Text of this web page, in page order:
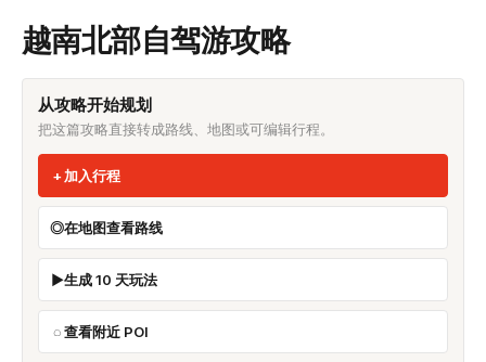
越南北部自驾游攻略
从攻略开始规划
把这篇攻略直接转成路线、地图或可编辑行程。
加入行程
在地图查看路线
生成 10 天玩法
查看附近 POI